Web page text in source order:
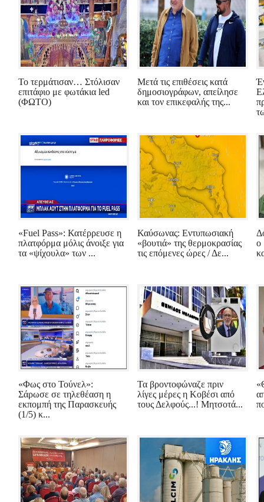
Το τερμάτισαν… Στόλισαν
επιτάφιο με φωτάκια led
(ΦΩΤΟ)
Μετά τις επιθέσεις κατά
δημοσιογράφων, απείλησε
και τον επικεφαλής της...
«Fuel Pass»: Κατέρρευσε η
πλατφόρμα μόλις άνοιξε για
τα «ψίχουλα» των ...
Καύσωνας: Εντυπωσιακή
«βουτιά» της θερμοκρασίας
τις επόμενες ώρες / Δε...
ο
«Φως στο Τούνελ»:
Σάρωσε σε τηλεθέαση η
εκπομπή της Παρασκευής
(1/5) κ...
Τα βροντοφώναζε πριν
λίγες μέρες η Κοβέσι από
τους Δελφούς...! Μητσοτά...